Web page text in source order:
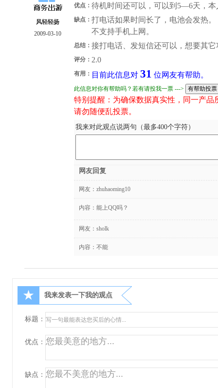
风轻轻扬
2009-03-10
优点： 待机时间还可以，可以到5—6天，
缺点： 打电话如果时间长了，电池会发热
不支持手机上网。
总结： 接打电话、发短信还可以，想要其
评分： 2.0
有用： 目前此信息对 31 位网友有帮助。
此信息对你有帮助吗？若有请投我一票 --->
特别提醒：为确保数据真实性，同一产
请勿随便乱投票。
我来对此观点说两句（最多400个字符）
网友回复
网友： zhuhaoming10
内容：能上QQ吗？
网友： sholk
内容：不能
★ 我来发表一下我的观点
标题：
优点：
缺点：